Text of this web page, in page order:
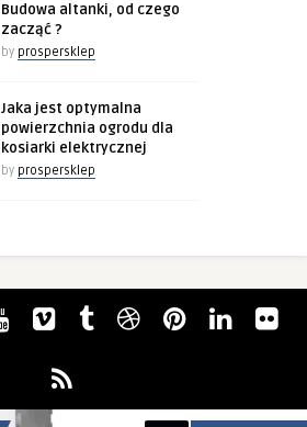
Budowa altanki, od czego
zacząć ?
by prospersklep
Jaka jest optymalna
powierzchnia ogrodu dla
kosiarki elektrycznej
by prospersklep